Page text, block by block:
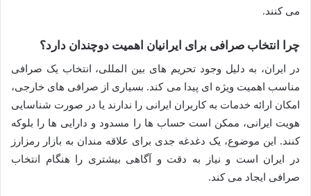
می کنند.
چرا انتخاب صرافی برای ایرانیان اهمیت دوچندان دارد؟
در ایران، به دلیل وجود تحریم های بین المللی، انتخاب یک صرافی
مناسب اهمیت ویژه ای پیدا می کند. بسیاری از صرافی های خارجی،
امکان ارائه خدمات به کاربران ایرانی را ندارند یا در صورت شناسایی
هویت ایرانی، ممکن است حساب ها را مسدود و دارایی ها را بلوکه
کنند. این موضوع، یک دغدغه جدی برای علاقه مندان به بازار رمزارز
در ایران است و نیاز به دقت و آگاهی بیشتری را هنگام انتخاب
صرافی ایجاد می کند.